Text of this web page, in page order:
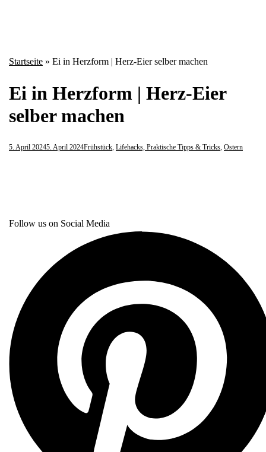
Startseite » Ei in Herzform | Herz-Eier selber machen
Ei in Herzform | Herz-Eier
selber machen
5. April 20245. April 2024Frühstück, Lifehacks, Praktische Tipps & Tricks, Ostern
Follow us on Social Media